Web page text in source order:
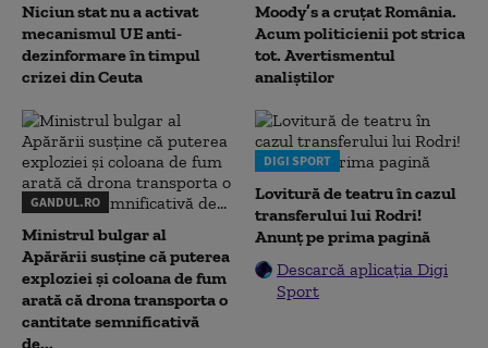
Niciun stat nu a activat
mecanismul UE anti-
dezinformare în timpul
crizei din Ceuta
Moody’s a cruțat România.
Acum politicienii pot strica
tot. Avertismentul
analiștilor
GANDUL.RO
Ministrul bulgar al
Apărării susține că puterea
exploziei și coloana de fum
arată că drona transporta o
cantitate semnificativă
de...
DIGI SPORT
Lovitură de teatru în cazul
transferului lui Rodri!
Anunț pe prima pagină
Descarcă aplicația Digi
Sport